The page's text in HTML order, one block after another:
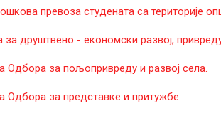
превоза студената са територије
друштвено - економски развој, привреду
за пољопривреду и развој села.
за представке и притужбе.